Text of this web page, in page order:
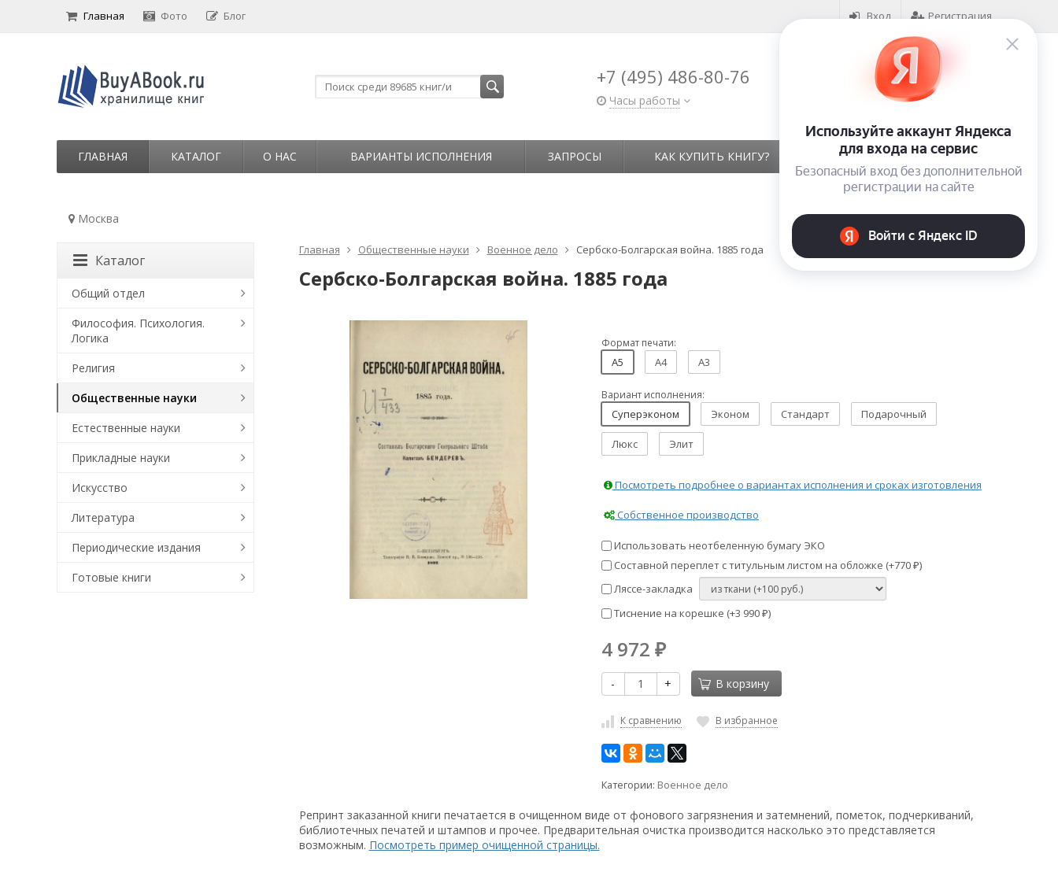
Вход Регистрация
Главная Фото Блог
+7 (495) 486-80-76
Часы работы
Корзина ( 0)
на сумму0₽
ГЛАВНАЯ КАТАЛОГ О НАС ВАРИАНТЫ ИСПОЛНЕНИЯ ЗАПРОСЫ КАК КУПИТЬ КНИГУ? КОНТАКТЫ ОТЗЫВЫ
Москва
Главная Общественные науки Военное дело Сербско-Болгарская война. 1885 года
Сербско-Болгарская война. 1885 года
Формат печати:
A5 A4 A3
Вариант исполнения:
Суперэконом Эконом Стандарт Подарочный
Люкс Элит
Посмотреть подробнее о вариантах исполнения и сроках изготовления
Собственное производство
Использовать неотбеленную бумагу ЭКО
Составной переплет с титульным листом на обложке (+770 ₽)
Ляссе-закладка
Тиснение на корешке (+3 990 ₽)
4 972 ₽
- + В корзину
К сравнению В избранное
Категории: Военное дело
Репринт заказанной книги печатается в очищенном виде от фонового загрязнения и затемнений, пометок, подчеркиваний,
библиотечных печатей и штампов и прочее. Предварительная очистка производится насколько это представляется
возможным. Посмотреть пример очищенной страницы.
Каталог
Общий отдел
Философия. Психология.
Логика
Религия
Общественные науки
Естественные науки
Прикладные науки
Искусство
Литература
Периодические издания
Готовые книги